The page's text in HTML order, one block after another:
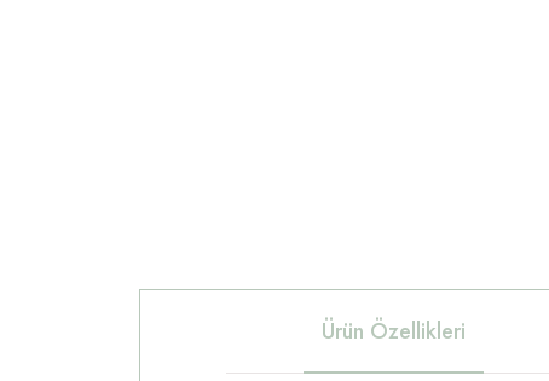
Ürün Özellikleri